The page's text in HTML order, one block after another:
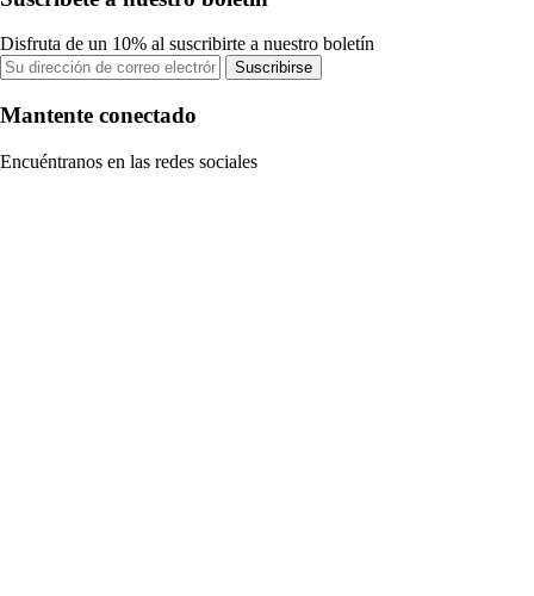
Disfruta de un 10% al suscribirte a nuestro boletín
Suscribirse
Mantente conectado
Encuéntranos en las redes sociales